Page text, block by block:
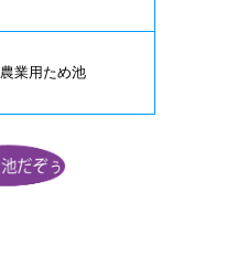
農業用ため池